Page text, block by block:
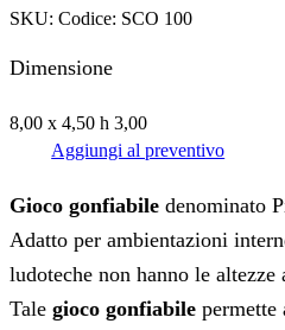
SKU: Codice: SCO 100
Dimensione
8,00 x 4,50 h 3,00
Aggiungi al preventivo
Gioco gonfiabile denominato
Adatto per ambientazioni
ludoteche non hanno le altezze
Tale gioco gonfiabile permette